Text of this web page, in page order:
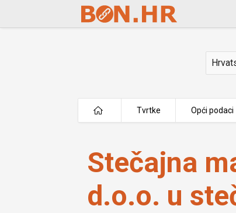
Skip to Main Content
Država
Tvrtke Opći podaci
Stečajna masa iza Akvila Pro
Stečajna
d.o.o. u